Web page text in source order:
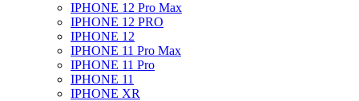
IPHONE 12 Pro Max
IPHONE 12 PRO
IPHONE 12
IPHONE 11 Pro Max
IPHONE 11 Pro
IPHONE 11
IPHONE XR